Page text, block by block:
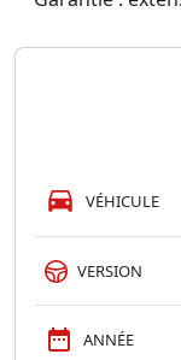
VÉHICULE
VERSION
ANNÉE